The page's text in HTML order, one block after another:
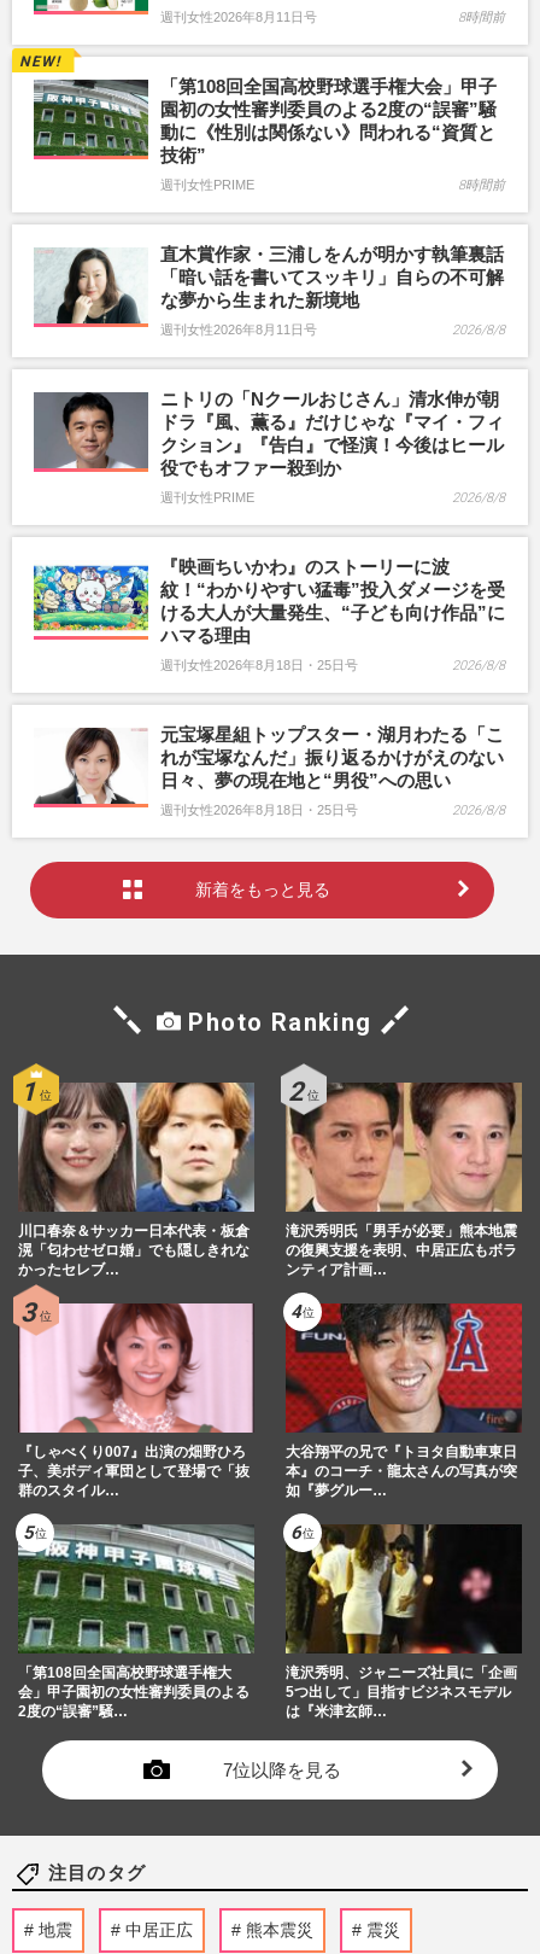
週刊女性2026年8月11日号 8時間前
「第108回全国高校野球選手権大会」甲子
園初の女性審判委員のよる2度の“誤審”騒
動に《性別は関係ない》問われる“資質と
技術”
週刊女性PRIME 8時間前
直木賞作家・三浦しをんが明かす執筆裏話
「暗い話を書いてスッキリ」自らの不可解
な夢から生まれた新境地
週刊女性2026年8月11日号 2026/8/8
ニトリの「Nクールおじさん」清水伸が朝
ドラ『風、薫る』だけじゃな『マイ・フィ
クション』『告白』で怪演！今後はヒール
役でもオファー殺到か
週刊女性PRIME 2026/8/8
『映画ちいかわ』のストーリーに波
紋！“わかりやすい猛毒”投入ダメージを受
ける大人が大量発生、“子ども向け作品”に
ハマる理由
週刊女性2026年8月18日・25日号 2026/8/8
元宝塚星組トップスター・湖月わたる「こ
れが宝塚なんだ」振り返るかけがえのない
日々、夢の現在地と“男役”への思い
週刊女性2026年8月18日・25日号 2026/8/8
新着をもっと見る
Photo Ranking
川口春奈＆サッカー日本代表・板倉
滉「匂わせゼロ婚」でも隠しきれな
かったセレブ…
滝沢秀明氏「男手が必要」熊本地震
の復興支援を表明、中居正広もボラ
ンティア計画…
『しゃべくり007』出演の畑野ひろ
子、美ボディ軍団として登場で「抜
群のスタイル…
大谷翔平の兄で『トヨタ自動車東日
本』のコーチ・龍太さんの写真が突
如『夢グルー…
「第108回全国高校野球選手権大
会」甲子園初の女性審判委員のよる
2度の“誤審”騒…
滝沢秀明、ジャニーズ社員に「企画
5つ出して」目指すビジネスモデル
は『米津玄師…
7位以降を見る
注目のタグ
地震 中居正広 熊本震災 震災